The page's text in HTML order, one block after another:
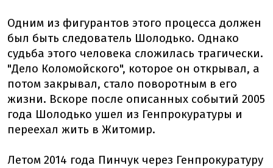
Одним из фигурантов этого процесса должен
был быть следователь Шолодько. Однако
судьба этого человека сложилась трагически.
"Дело Коломойского", которое он открывал, а
потом закрывал, стало поворотным в его
жизни. Вскоре после описанных событий 2005
года Шолодько ушел из Генпрокуратуры и
переехал жить в Житомир.
Летом 2014 года Пинчук через Генпрокуратуру